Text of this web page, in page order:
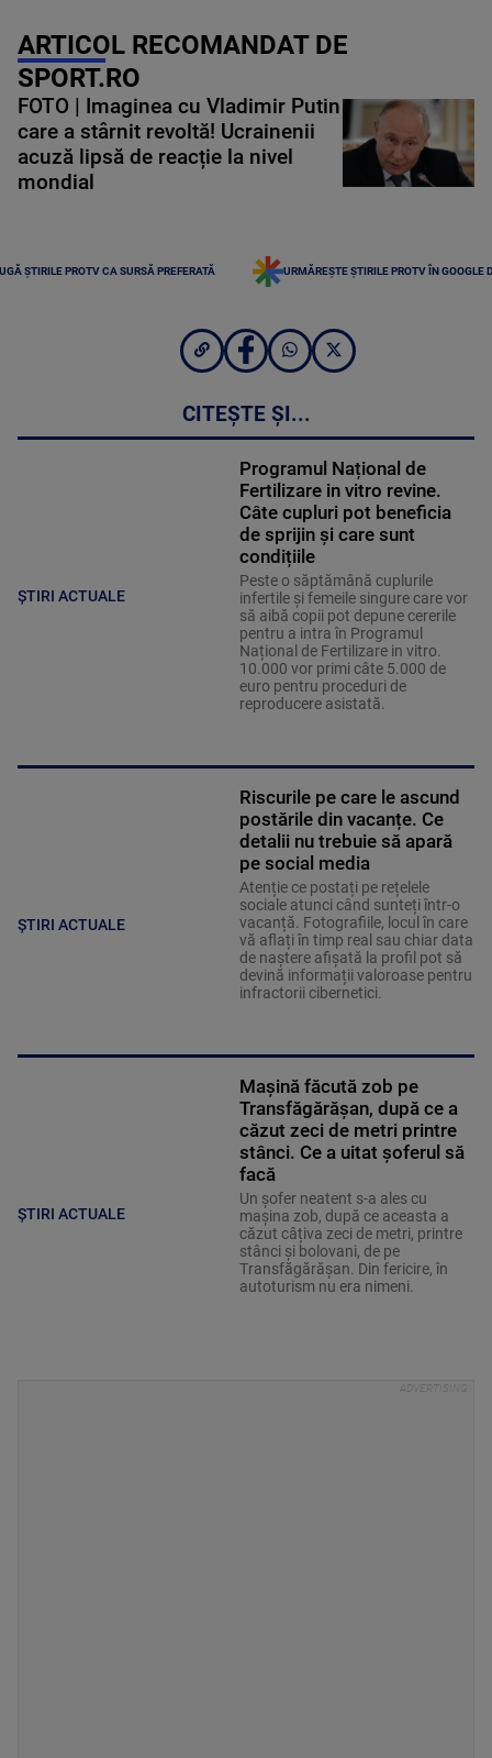
ARTICOL RECOMANDAT DE
SPORT.RO
FOTO | Imaginea cu Vladimir Putin
care a stârnit revoltă! Ucrainenii
acuză lipsă de reacție la nivel
mondial
ȘTIRILE PROTV CA SURSĂ PREFERATĂ URMĂREȘTE ȘTIRILE PROTV ÎN GOOGLE
CITEȘTE ȘI...
ȘTIRI ACTUALE
Programul Național de
Fertilizare in vitro revine.
Câte cupluri pot beneficia
de sprijin și care sunt
condițiile
Peste o săptămână cuplurile
infertile și femeile singure care vor
să aibă copii pot depune cererile
pentru a intra în Programul
Național de Fertilizare in vitro.
10.000 vor primi câte 5.000 de
euro pentru proceduri de
reproducere asistată.
ȘTIRI ACTUALE
Riscurile pe care le ascund
postările din vacanțe. Ce
detalii nu trebuie să apară
pe social media
Atenție ce postați pe rețelele
sociale atunci când sunteți într-o
vacanță. Fotografiile, locul în care
vă aflați în timp real sau chiar data
de naștere afișată la profil pot să
devină informații valoroase pentru
infractorii cibernetici.
ȘTIRI ACTUALE
Mașină făcută zob pe
Transfăgărășan, după ce a
căzut zeci de metri printre
stânci. Ce a uitat șoferul să
facă
Un șofer neatent s-a ales cu
mașina zob, după ce aceasta a
căzut câțiva zeci de metri, printre
stânci și bolovani, de pe
Transfăgărășan. Din fericire, în
autoturism nu era nimeni.